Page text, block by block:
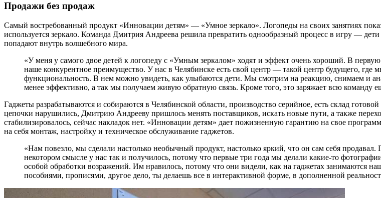
Продажи без продаж
Самый востребованный продукт «Инновации детям» — «Умное зеркало». Логопеды на своих занятиях
используется зеркало. Команда Дмитрия Андреева решила превратить однообразный процесс в игру —
попадают внутрь волшебного мира.
«У меня у самого двое детей к логопеду с «Умным зеркалом» ходят и эффект очень хороший. В
наше конкурентное преимущество. У нас в Челябинске есть свой центр — такой центр будущего,
функциональность. В нем можно увидеть, как улыбаются дети. Мы смотрим на реакцию, снимаем и
менее эффективно, а так мы получаем живую обратную связь. Кроме того, это заряжает всю команду
Гаджеты разрабатываются и собираются в Челябинской области, производство серийное, есть склад
цепочки нарушились, Дмитрию Андрееву пришлось менять поставщиков, искать новые пути, а также
стабилизировалось, сейчас накладок нет. «Инновации детям» дает пожизненную гарантию на свое
на себя монтаж, настройку и техническое обслуживание гаджетов.
«Нам повезло, мы сделали настолько необычный продукт, настолько яркий, что он сам себя
некотором смысле у нас так и получилось, потому что первые три года мы делали какие-то
особой обработки возражений. Им нравилось, потому что они видели, как на гаджетах занимаются
пособиями, прописями, другое дело, ты делаешь все в интерактивной форме, в дополненной